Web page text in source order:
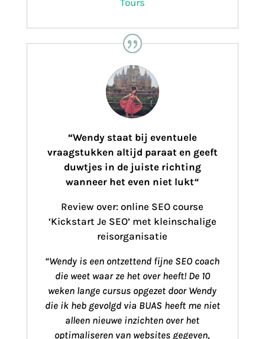
Tours
“Wendy staat bij eventuele
vraagstukken altijd paraat en geeft
duwtjes in de juiste richting
wanneer het even niet lukt“
Review over: online SEO course
‘Kickstart Je SEO’ met kleinschalige
reisorganisatie
“Wendy is een ontzettend fijne SEO coach
die weet waar ze het over heeft! De 10
weken lange cursus opgezet door Wendy
die ik heb gevolgd via BUAS heeft me niet
alleen nieuwe inzichten over het
optimaliseren van websites gegeven,